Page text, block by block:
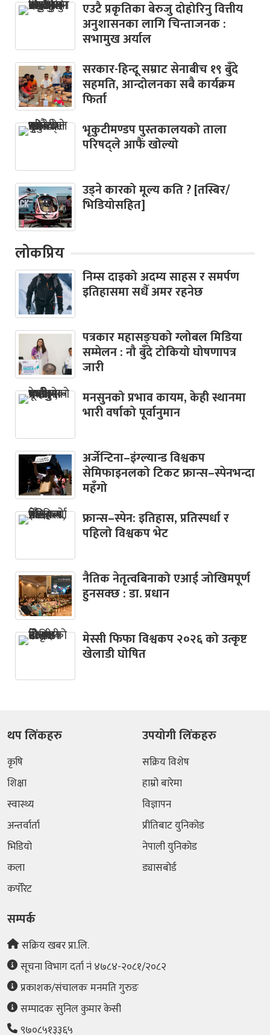
एउटै प्रकृतिका बेरुजु दोहोरिनु वित्तीय
अनुशासनका लागि चिन्ताजनक :
सभामुख अर्याल
सरकार-हिन्दू सम्राट सेनाबीच १९ बुँदे
सहमति, आन्दोलनका सबै कार्यक्रम
फिर्ता
भृकुटीमण्डप पुस्तकालयको ताला
परिषद्ले आफैं खोल्यो
उड्ने कारको मूल्य कति ? [तस्बिर/
भिडियोसहित]
लोकप्रिय
निम्स दाइको अदम्य साहस र समर्पण
इतिहासमा सधैँ अमर रहनेछ
पत्रकार महासङ्घको ग्लोबल मिडिया
सम्मेलन : नौ बुँदे टोकियो घोषणापत्र
जारी
मनसुनको प्रभाव कायम, केही स्थानमा
भारी वर्षाको पूर्वानुमान
अर्जेन्टिना–इंग्ल्यान्ड विश्वकप
सेमिफाइनलको टिकट फ्रान्स–स्पेनभन्दा
महँगो
फ्रान्स–स्पेन: इतिहास, प्रतिस्पर्धा र
पहिलो विश्वकप भेट
नैतिक नेतृत्वबिनाको एआई जोखिमपूर्ण
हुनसक्छ : डा. प्रधान
मेस्सी फिफा विश्वकप २०२६ को उत्कृष्ट
खेलाडी घोषित
थप लिंकहरु
कृषि
शिक्षा
स्वास्थ्य
अन्तर्वार्ता
भिडियो
कला
कर्पोरेट
उपयोगी लिंकहरु
सक्रिय विशेष
हाम्रो बारेमा
विज्ञापन
प्रीतिबाट युनिकोड
नेपाली युनिकोड
ड्यासबोर्ड
सम्पर्क
सक्रिय खबर प्रा.लि.
सूचना विभाग दर्ता नं ४७८४-२०८१/२०८२
प्रकाशक/संचालकः मनमति गुरुङ
सम्पादकः सुनिल कुमार के‌सी
९७०८५१३३६५